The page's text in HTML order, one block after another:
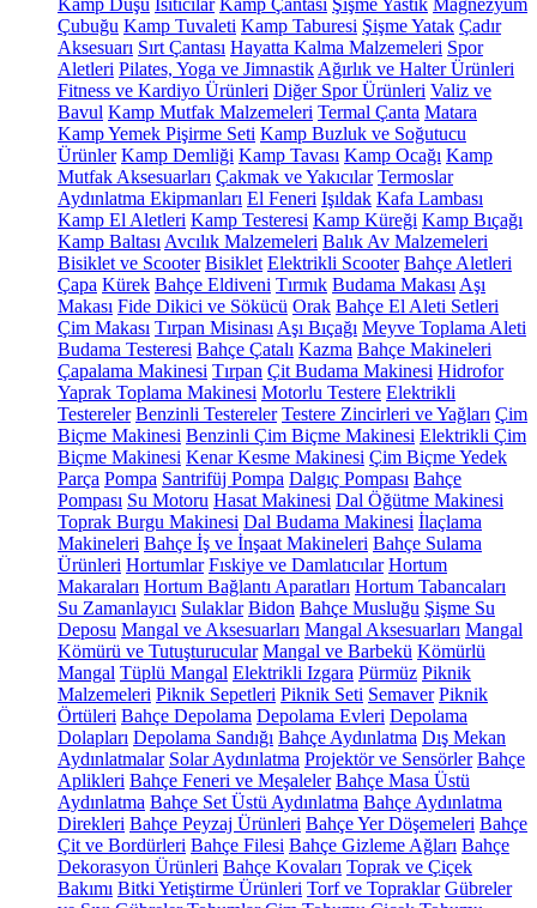
Kamp Duşu Isıtıcılar Kamp Çantası Şişme Yastık Magnezyum
Çubuğu Kamp Tuvaleti Kamp Taburesi Şişme Yatak Çadır
Aksesuarı Sırt Çantası Hayatta Kalma Malzemeleri Spor
Aletleri Pilates, Yoga ve Jimnastik Ağırlık ve Halter Ürünleri
Fitness ve Kardiyo Ürünleri Diğer Spor Ürünleri Valiz ve
Bavul Kamp Mutfak Malzemeleri Termal Çanta Matara
Kamp Yemek Pişirme Seti Kamp Buzluk ve Soğutucu
Ürünler Kamp Demliği Kamp Tavası Kamp Ocağı Kamp
Mutfak Aksesuarları Çakmak ve Yakıcılar Termoslar
Aydınlatma Ekipmanları El Feneri Işıldak Kafa Lambası
Kamp El Aletleri Kamp Testeresi Kamp Küreği Kamp Bıçağı
Kamp Baltası Avcılık Malzemeleri Balık Av Malzemeleri
Bisiklet ve Scooter Bisiklet Elektrikli Scooter Bahçe Aletleri
Çapa Kürek Bahçe Eldiveni Tırmık Budama Makası Aşı
Makası Fide Dikici ve Sökücü Orak Bahçe El Aleti Setleri
Çim Makası Tırpan Misinası Aşı Bıçağı Meyve Toplama Aleti
Budama Testeresi Bahçe Çatalı Kazma Bahçe Makineleri
Çapalama Makinesi Tırpan Çit Budama Makinesi Hidrofor
Yaprak Toplama Makinesi Motorlu Testere Elektrikli
Testereler Benzinli Testereler Testere Zincirleri ve Yağları Çim
Biçme Makinesi Benzinli Çim Biçme Makinesi Elektrikli Çim
Biçme Makinesi Kenar Kesme Makinesi Çim Biçme Yedek
Parça Pompa Santrifüj Pompa Dalgıç Pompası Bahçe
Pompası Su Motoru Hasat Makinesi Dal Öğütme Makinesi
Toprak Burgu Makinesi Dal Budama Makinesi İlaçlama
Makineleri Bahçe İş ve İnşaat Makineleri Bahçe Sulama
Ürünleri Hortumlar Fıskiye ve Damlatıcılar Hortum
Makaraları Hortum Bağlantı Aparatları Hortum Tabancaları
Su Zamanlayıcı Sulaklar Bidon Bahçe Musluğu Şişme Su
Deposu Mangal ve Aksesuarları Mangal Aksesuarları Mangal
Kömürü ve Tutuşturucular Mangal ve Barbekü Kömürlü
Mangal Tüplü Mangal Elektrikli Izgara Pürmüz Piknik
Malzemeleri Piknik Sepetleri Piknik Seti Semaver Piknik
Örtüleri Bahçe Depolama Depolama Evleri Depolama
Dolapları Depolama Sandığı Bahçe Aydınlatma Dış Mekan
Aydınlatmalar Solar Aydınlatma Projektör ve Sensörler Bahçe
Aplikleri Bahçe Feneri ve Meşaleler Bahçe Masa Üstü
Aydınlatma Bahçe Set Üstü Aydınlatma Bahçe Aydınlatma
Direkleri Bahçe Peyzaj Ürünleri Bahçe Yer Döşemeleri Bahçe
Çit ve Bordürleri Bahçe Filesi Bahçe Gizleme Ağları Bahçe
Dekorasyon Ürünleri Bahçe Kovaları Toprak ve Çiçek
Bakımı Bitki Yetiştirme Ürünleri Torf ve Topraklar Gübreler